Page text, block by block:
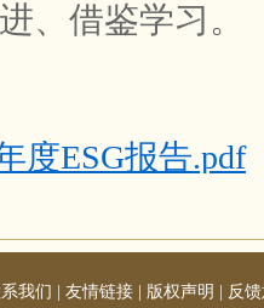
、借鉴学习。
度ESG报告.pdf
我们 友情链接 版权声明 反